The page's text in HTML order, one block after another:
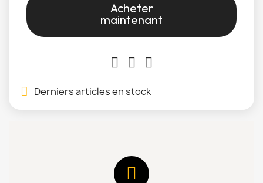
Acheter
maintenant
Derniers articles en stock